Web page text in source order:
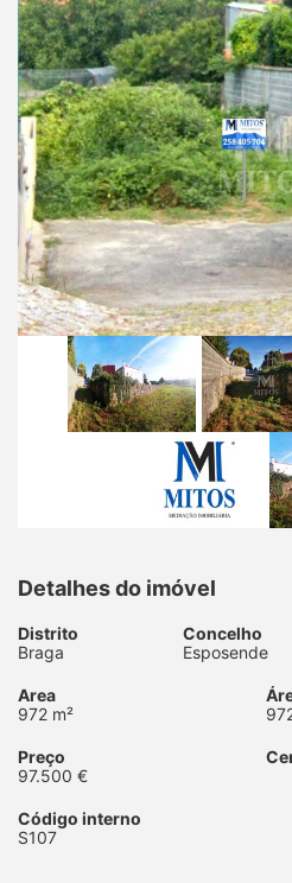
Detalhes do imóvel
Distrito
Braga
Concelho
Esposende
Area
972 m²
Preço
97.500 €
Código interno
S107